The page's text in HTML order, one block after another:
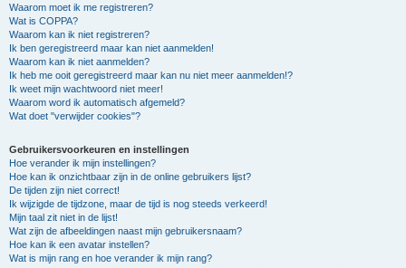
Waarom moet ik me registreren?
Wat is COPPA?
Waarom kan ik niet registreren?
Ik ben geregistreerd maar kan niet aanmelden!
Waarom kan ik niet aanmelden?
Ik heb me ooit geregistreerd maar kan nu niet meer aanmelden!?
Ik weet mijn wachtwoord niet meer!
Waarom word ik automatisch afgemeld?
Wat doet "verwijder cookies"?
Gebruikersvoorkeuren en instellingen
Hoe verander ik mijn instellingen?
Hoe kan ik onzichtbaar zijn in de online gebruikers lijst?
De tijden zijn niet correct!
Ik wijzigde de tijdzone, maar de tijd is nog steeds verkeerd!
Mijn taal zit niet in de lijst!
Wat zijn de afbeeldingen naast mijn gebruikersnaam?
Hoe kan ik een avatar instellen?
Wat is mijn rang en hoe verander ik mijn rang?